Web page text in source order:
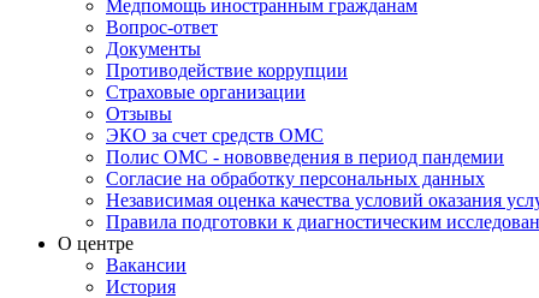
Медпомощь иностранным гражданам
Вопрос-ответ
Документы
Противодействие коррупции
Страховые организации
Отзывы
ЭКО за счет средств ОМС
Полис ОМС - нововведения в период пандемии
Согласие на обработку персональных данных
Независимая оценка качества условий оказания
Правила подготовки к диагностическим
О центре
Вакансии
История